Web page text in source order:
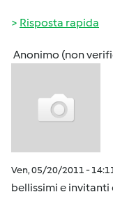
Risposta rapida
Anonimo (non
Ven, 05/20/2011 -
bellissimi e invitanti